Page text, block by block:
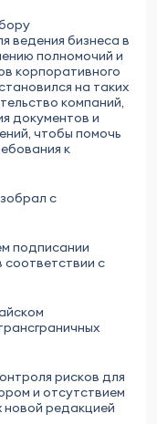
ведения бизнеса в
полномочий и
корпоративного
на таких
компаний,
документов и
чтобы помочь
к
с
подписании
соответствии с
рисков для
и отсутствием
редакцией